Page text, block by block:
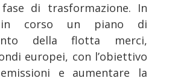
di trasformazione. In
corso un piano di
della flotta merci,
europei, con l’obiettivo
e aumentare la